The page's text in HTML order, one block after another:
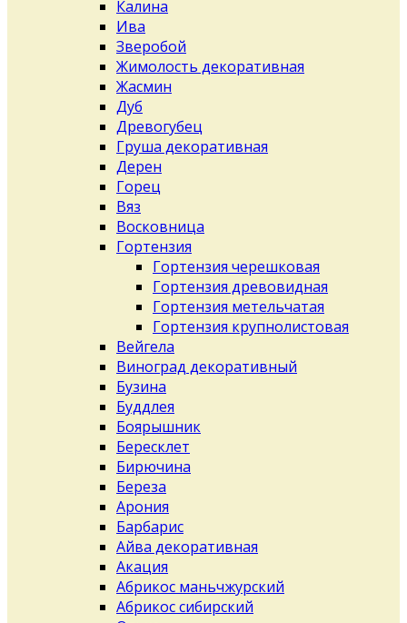
Калина
Ива
Зверобой
Жимолость декоративная
Жасмин
Дуб
Древогубец
Груша декоративная
Дерен
Горец
Вяз
Восковница
Гортензия
Гортензия черешковая
Гортензия древовидная
Гортензия метельчатая
Гортензия крупнолистовая
Вейгела
Виноград декоративный
Бузина
Буддлея
Боярышник
Бересклет
Бирючина
Береза
Арония
Барбарис
Айва декоративная
Акация
Абрикос маньчжурский
Абрикос сибирский